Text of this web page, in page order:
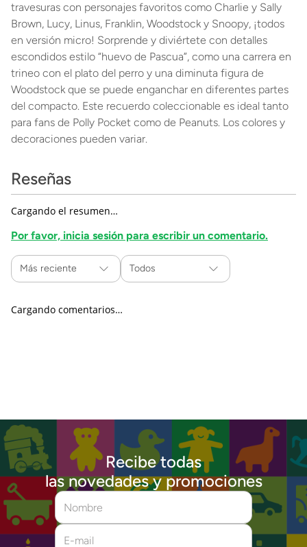
travesuras con personajes favoritos como Charlie y Sally
Brown, Lucy, Linus, Franklin, Woodstock y Snoopy, ¡todos
en versión micro! Sorprende y diviértete con detalles
escondidos estilo “huevo de Pascua”, como una carrera en
trineo con el plato del perro y una diminuta figura de
Woodstock que se puede enganchar en diferentes partes
del compacto. Este recuerdo coleccionable es ideal tanto
para fans de Polly Pocket como de Peanuts. Los colores y
decoraciones pueden variar.
Reseñas
Cargando el resumen…
Por favor, inicia sesión para escribir un comentario.
Más reciente Todos
Cargando comentarios…
Recibe todas
las novedades y promociones